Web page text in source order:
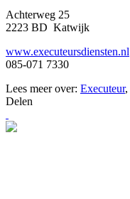
Achterweg 25
2223 BD Katwijk
www.executeursdiensten.nl
085-071 7330
Lees meer over: Executeur,
Delen